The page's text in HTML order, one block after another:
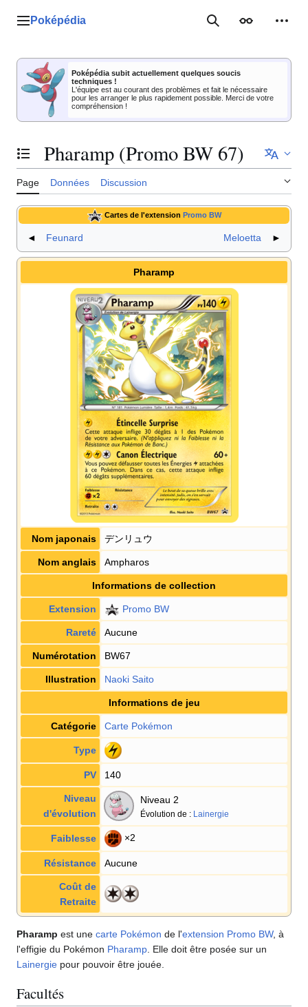
Menu principal
Poképédia RechercherApparence
Poképédia subit actuellement quelques soucis
techniques !
L'équipe est au courant des problèmes et fait le nécessaire
pour les arranger le plus rapidement possible. Merci de votre
compréhension !
Basculer la table des matières
Pharamp (Promo BW 67)
Page Données Discussion
Cartes de l'extension Promo BW
◄ Feunard Meloetta ►
Pharamp
Nom japonais デンリュウ
Nom anglais Ampharos
Informations de collection
Extension Promo BW
Rareté Aucune
Numérotation BW67
Illustration Naoki Saito
Informations de jeu
Catégorie Carte Pokémon
Type
PV 140
Niveau
d'évolution
Niveau 2
Évolution de : Lainergie
Faiblesse ×2
Résistance Aucune
Coût de
Retraite
Pharamp est une carte Pokémon de l'extension Promo BW, à
l'effigie du Pokémon Pharamp . Elle doit être posée sur un
Lainergie pour pouvoir être jouée.
Facultés